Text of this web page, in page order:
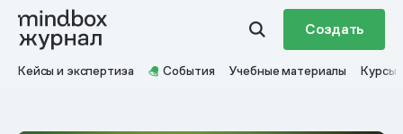
Создать
Кейсы и экспертиза События Учебные материалы Курсы